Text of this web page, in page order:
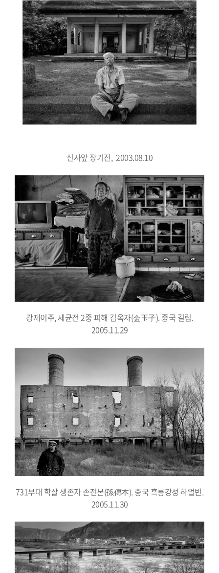
신사앞 장기진, 2003.08.10
강제이주, 세균전 2중 피해 김옥자(金玉子). 중국 길림.
2005.11.29
731부대 학살 생존자 손전본(孫傳本). 중국 흑룡강성 하얼빈.
2005.11.30